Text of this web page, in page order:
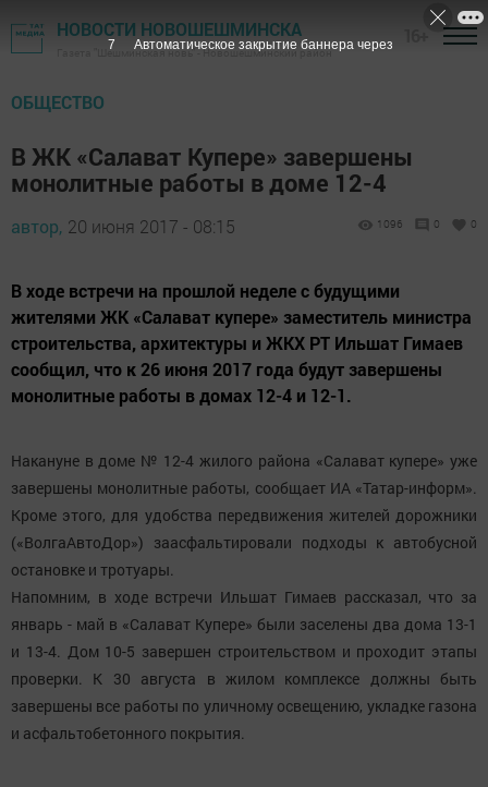
НОВОСТИ НОВОШЕШМИНСКА
Газета "Шешминская новь" - Новошешминский район
ОБЩЕСТВО
В ЖК «Салават Купере» завершены
монолитные работы в доме 12-4
автор, 20 июня 2017 - 08:15 1096 0 0
В ходе встречи на прошлой неделе с будущими
жителями ЖК «Салават купере» заместитель министра
строительства, архитектуры и ЖКХ РТ Ильшат Гимаев
сообщил, что к 26 июня 2017 года будут завершены
монолитные работы в домах 12-4 и 12-1.
Накануне в доме № 12-4 жилого района «Салават купере» уже
завершены монолитные работы, сообщает ИА «Татар-информ».
Кроме этого, для удобства передвижения жителей дорожники
(«ВолгаАвтоДор») заасфальтировали подходы к автобусной
остановке и тротуары.
Напомним, в ходе встречи Ильшат Гимаев рассказал, что за
январь - май в «Салават Купере» были заселены два дома 13-1
и 13-4. Дом 10-5 завершен строительством и проходит этапы
проверки. К 30 августа в жилом комплексе должны быть
завершены все работы по уличному освещению, укладке газона
и асфальтобетонного покрытия.
7 Автоматическое закрытие баннера через